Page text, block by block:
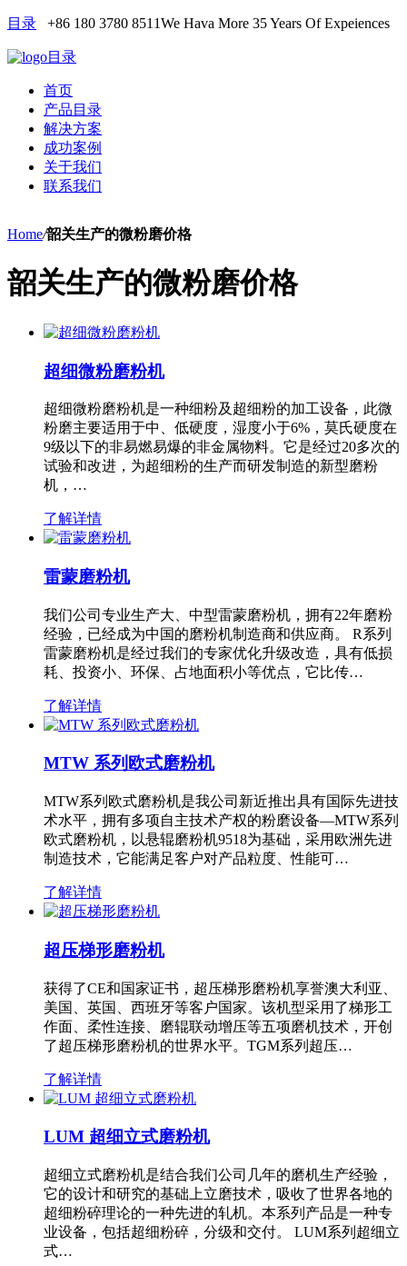
目录 +86 180 3780 8511We Hava More 35 Years Of Expeiences
目录
首页
产品目录
解决方案
成功案例
关于我们
联系我们
Home/韶关生产的微粉磨价格
韶关生产的微粉磨价格
超细微粉磨粉机
超细微粉磨粉机是一种细粉及超细粉的加工设备，此微
粉磨主要适用于中、低硬度，湿度小于6%，莫氏硬度在
9级以下的非易燃易爆的非金属物料。它是经过20多次的
试验和改进，为超细粉的生产而研发制造的新型磨粉
机，…
了解详情
雷蒙磨粉机
我们公司专业生产大、中型雷蒙磨粉机，拥有22年磨粉
经验，已经成为中国的磨粉机制造商和供应商。 R系列
雷蒙磨粉机是经过我们的专家优化升级改造，具有低损
耗、投资小、环保、占地面积小等优点，它比传…
了解详情
MTW 系列欧式磨粉机
MTW系列欧式磨粉机是我公司新近推出具有国际先进技
术水平，拥有多项自主技术产权的粉磨设备—MTW系列
欧式磨粉机，以悬辊磨粉机9518为基础，采用欧洲先进
制造技术，它能满足客户对产品粒度、性能可…
了解详情
超压梯形磨粉机
获得了CE和国家证书，超压梯形磨粉机享誉澳大利亚、
美国、英国、西班牙等客户国家。该机型采用了梯形工
作面、柔性连接、磨辊联动增压等五项磨机技术，开创
了超压梯形磨粉机的世界水平。TGM系列超压…
了解详情
LUM 超细立式磨粉机
超细立式磨粉机是结合我们公司几年的磨机生产经验，
它的设计和研究的基础上立磨技术，吸收了世界各地的
超细粉碎理论的一种先进的轧机。本系列产品是一种专
业设备，包括超细粉碎，分级和交付。 LUM系列超细立
式…